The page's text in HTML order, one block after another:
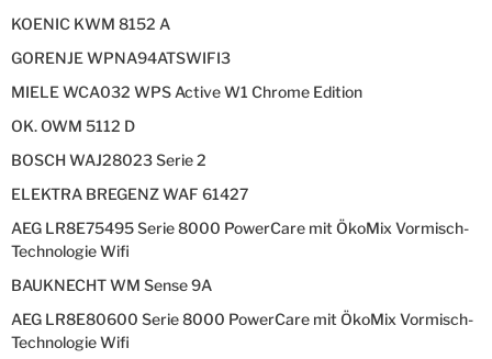
KOENIC KWM 8152 A
GORENJE WPNA94ATSWIFI3
MIELE WCA032 WPS Active W1 Chrome Edition
OK. OWM 5112 D
BOSCH WAJ28023 Serie 2
ELEKTRA BREGENZ WAF 61427
AEG LR8E75495 Serie 8000 PowerCare mit ÖkoMix Vormisch-
Technologie Wifi
BAUKNECHT WM Sense 9A
AEG LR8E80600 Serie 8000 PowerCare mit ÖkoMix Vormisch-
Technologie Wifi